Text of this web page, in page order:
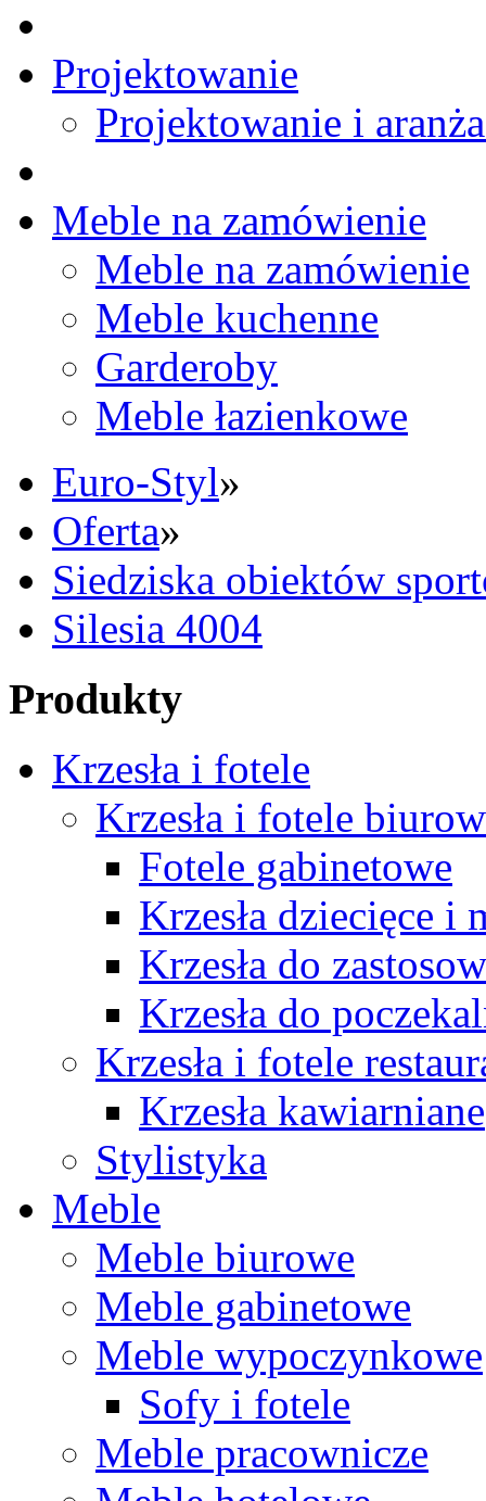
Projektowanie
Projektowanie i
Meble na zamówienie
Meble na zamówienie
Meble kuchenne
Garderoby
Meble łazienkowe
Euro-Styl»
Oferta»
Siedziska obiektów
Silesia 4004
Produkty
Krzesła i fotele
Krzesła i fotele
Fotele gabinetowe
Krzesła dziecięce i
Krzesła do
Krzesła do
Krzesła i fotele
Krzesła kawiarniane
Stylistyka
Meble
Meble biurowe
Meble gabinetowe
Meble wypoczynkowe
Sofy i fotele
Meble pracownicze